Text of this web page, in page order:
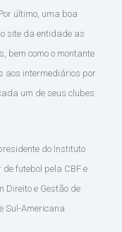
último, uma boa
site da entidade as
bem como o montante
aos intermediários por
um de seus clubes
do Instituto
de futebol pela CBF e
Direito e Gestão de
Sul-Americana